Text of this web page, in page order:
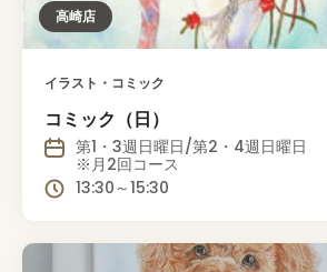
高崎店
イラスト・コミック
コミック（日）
第1・3週日曜日/第2・4週日曜日
※月2回コース
13:30～15:30